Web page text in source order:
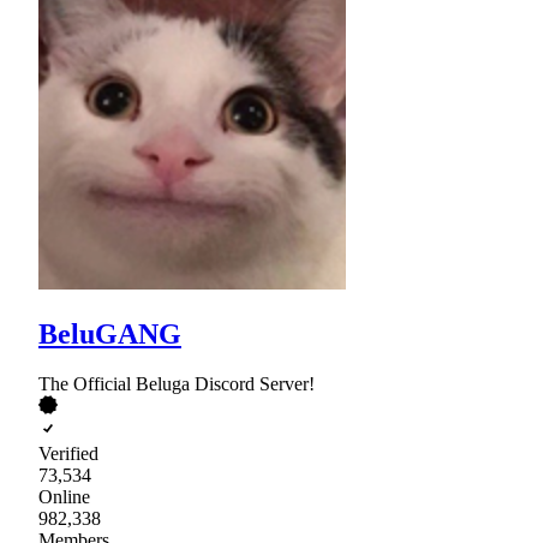
BeluGANG
The Official Beluga Discord Server!
Verified
73,534
Online
982,338